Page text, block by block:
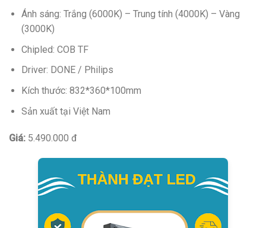
Ánh sáng: Trắng (6000K) – Trung tính (4000K) – Vàng
(3000K)
Chipled: COB TF
Driver: DONE / Philips
Kích thước: 832*360*100mm
Sản xuất tại Việt Nam
Giá: 5.490.000 đ